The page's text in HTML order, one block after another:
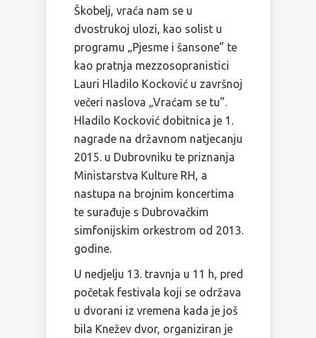
Škobelj, vraća nam se u
dvostrukoj ulozi, kao solist u
programu „Pjesme i šansone” te
kao pratnja mezzosopranistici
Lauri Hladilo Kocković u završnoj
večeri naslova „Vraćam se tu”.
Hladilo Kocković dobitnica je 1.
nagrade na državnom natjecanju
2015. u Dubrovniku te priznanja
Ministarstva Kulture RH, a
nastupa na brojnim koncertima
te surađuje s Dubrovačkim
simfonijskim orkestrom od 2013.
godine.
U nedjelju 13. travnja u 11 h, pred
početak festivala koji se održava
u dvorani iz vremena kada je još
bila Knežev dvor, organiziran je